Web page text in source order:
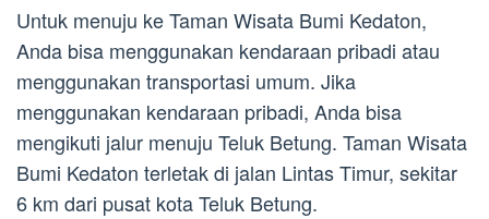
Untuk menuju ke Taman Wisata Bumi Kedaton,
Anda bisa menggunakan kendaraan pribadi atau
menggunakan transportasi umum. Jika
menggunakan kendaraan pribadi, Anda bisa
mengikuti jalur menuju Teluk Betung. Taman Wisata
Bumi Kedaton terletak di jalan Lintas Timur, sekitar
6 km dari pusat kota Teluk Betung.